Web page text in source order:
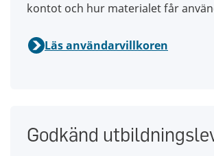
kontot och hur materialet får
Läs användarvillkoren
Godkänd